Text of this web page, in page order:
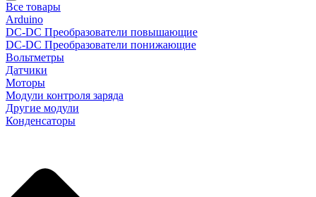
Все товары
Arduino
DC-DC Преобразователи повышающие
DC-DC Преобразователи понижающие
Вольтметры
Датчики
Моторы
Модули контроля заряда
Другие модули
Конденсаторы